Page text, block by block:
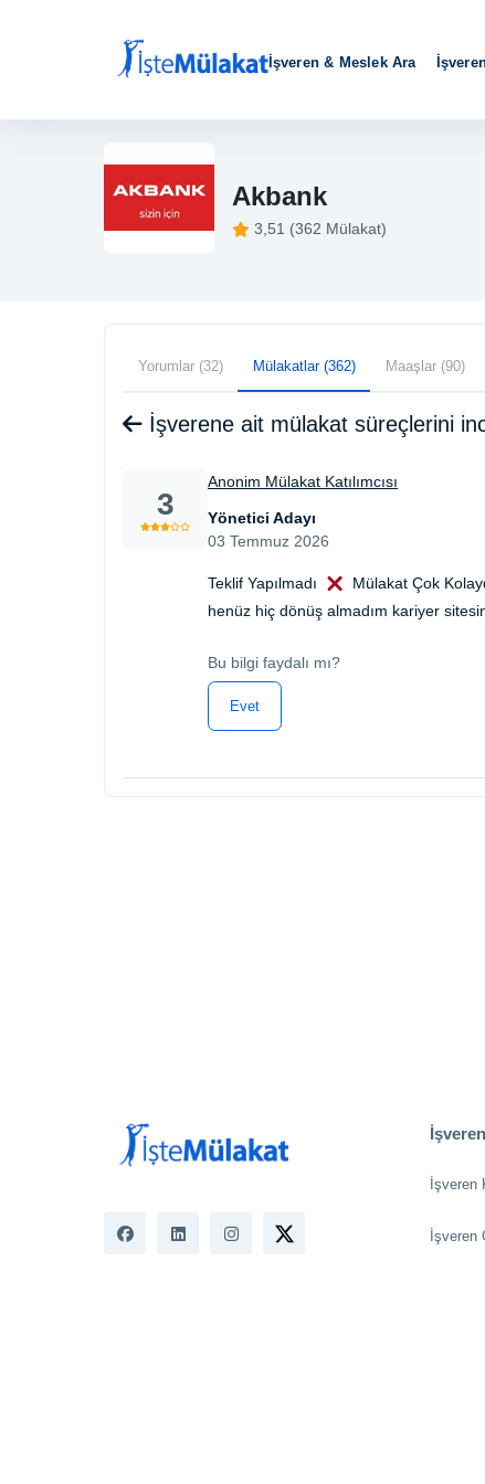
İşveren & Meslek Ara
Akbank
3,51 (362 Mülakat)
Yorumlar (32) Mülakatlar (362) Maaşlar (90)
İşverene ait mülakat süreçlerini
3
Anonim Mülakat Katılımcısı
Yönetici Adayı
03 Temmuz 2026
Teklif Yapılmadı
Mülakat Çok
henüz hiç dönüş almadım kariyer
Bu bilgi faydalı mı?
Evet
İşveren
İşveren